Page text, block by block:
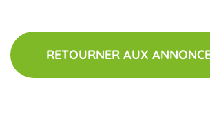
RETOURNER AUX